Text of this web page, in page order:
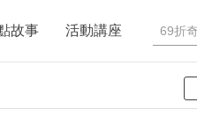
故事 活動講座